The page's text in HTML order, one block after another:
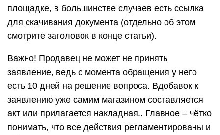
площадке, в большинстве случаев есть ссылка
для скачивания документа (отдельно об этом
смотрите заголовок в конце статьи).
Важно! Продавец не может не принять
заявление, ведь с момента обращения у него
есть 10 дней на решение вопроса. Вдобавок к
заявлению уже самим магазином составляется
акт или прилагается накладная.. Главное – чётко
понимать, что все действия регламентированы и